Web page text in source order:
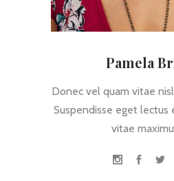
Pamela
Donec vel quam vitae
Suspendisse eget lectus
vitae